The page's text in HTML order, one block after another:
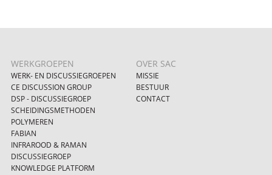
WERKGROEPEN
WERK- EN DISCUSSIEGROEPEN
CE DISCUSSION GROUP
DSP - DISCUSSIEGROEP
SCHEIDINGSMETHODEN
POLYMEREN
FABIAN
INFRAROOD & RAMAN
DISCUSSIEGROEP
KNOWLEDGE PLATFORM
OVER SAC
MISSIE
BESTUUR
CONTACT